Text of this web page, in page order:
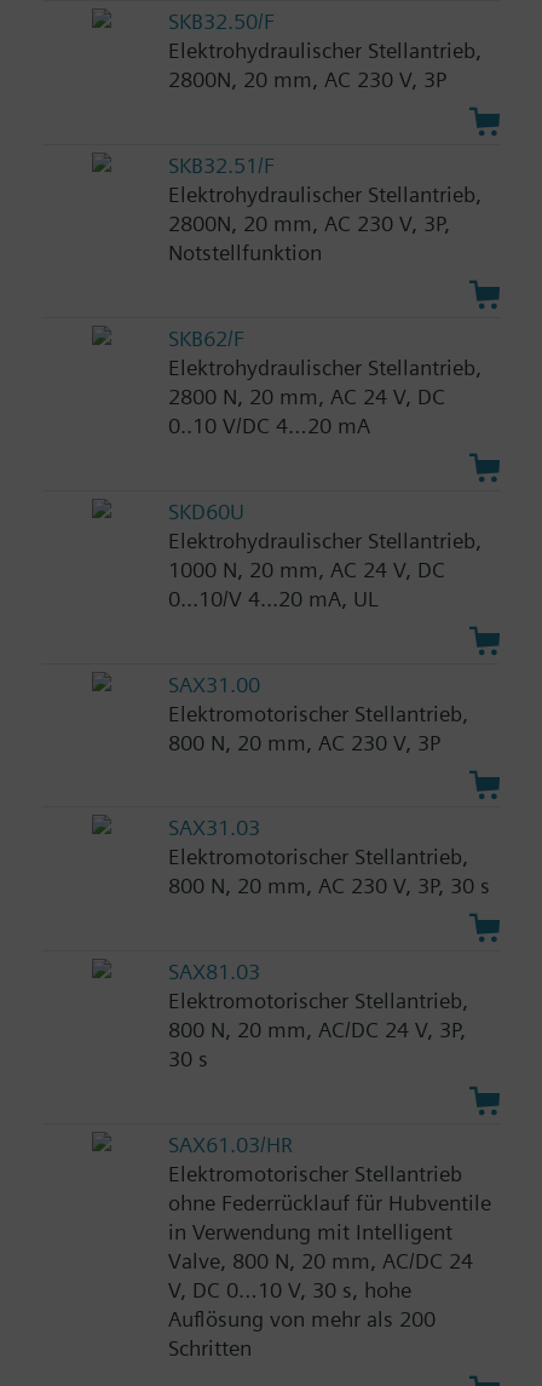
SKB32.50/F
Elektrohydraulischer Stellantrieb,
2800N, 20 mm, AC 230 V, 3P
SKB32.51/F
Elektrohydraulischer Stellantrieb,
2800N, 20 mm, AC 230 V, 3P,
Notstellfunktion
SKB62/F
Elektrohydraulischer Stellantrieb,
2800 N, 20 mm, AC 24 V, DC
0..10 V/DC 4…20 mA
SKD60U
Elektrohydraulischer Stellantrieb,
1000 N, 20 mm, AC 24 V, DC
0...10/V 4...20 mA, UL
SAX31.00
Elektromotorischer Stellantrieb,
800 N, 20 mm, AC 230 V, 3P
SAX31.03
Elektromotorischer Stellantrieb,
800 N, 20 mm, AC 230 V, 3P, 30 s
SAX81.03
Elektromotorischer Stellantrieb,
800 N, 20 mm, AC/DC 24 V, 3P,
30 s
SAX61.03/HR
Elektromotorischer Stellantrieb
ohne Federrücklauf für Hubventile
in Verwendung mit Intelligent
Valve, 800 N, 20 mm, AC/DC 24
V, DC 0…10 V, 30 s, hohe
Auflösung von mehr als 200
Schritten